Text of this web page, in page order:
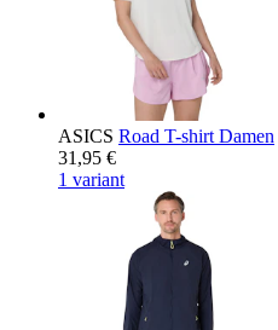
ASICS Road T-shirt Damen
31,95 €
1 variant